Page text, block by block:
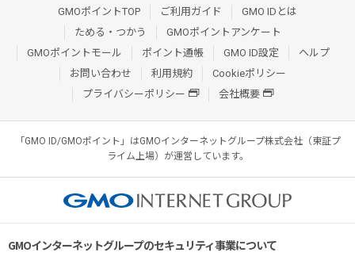
GMOポイントTOP ご利用ガイド
GMO IDとは
ためる・つかう
GMOポイントアンケート
GMOポイントモール
ポイント通帳 GMO ID設定
ヘルプ
お問い合わせ
利用規約
Cookieポリシー
プライバシーポリシー
会社概要
「GMO ID/GMOポイント」はGMOインターネットグループ株式会社（東証プ
ライム上場）が運営しています。
GMOインターネットグループのセキュリティ事業について